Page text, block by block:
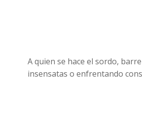
A quien se hace el sordo,
insensatas o enfrentando